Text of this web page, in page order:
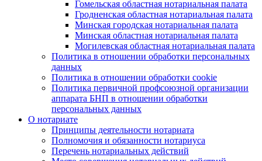
Гомельская областная нотариальная палата
Гродненская областная нотариальная палата
Минская городская нотариальная палата
Минская областная нотариальная палата
Могилевская областная нотариальная палата
Политика в отношении обработки персональных
данных
Политика в отношении обработки cookie
Политика первичной профсоюзной организации
аппарата БНП в отношении обработки
персональных данных
О нотариате
Принципы деятельности нотариата
Полномочия и обязанности нотариуса
Перечень нотариальных действий